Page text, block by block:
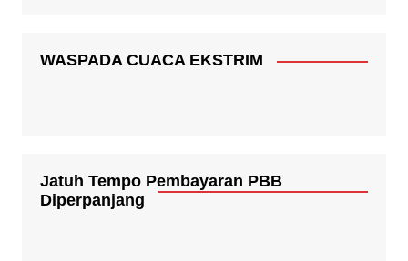
WASPADA CUACA EKSTRIM
Jatuh Tempo Pembayaran PBB
Diperpanjang